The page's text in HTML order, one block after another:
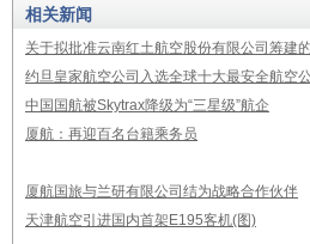
相关新闻
关于拟批准云南红土航空股份有限公司筹建
约旦皇家航空公司入选全球十大最安全航空
中国国航被Skytrax降级为“三星级”航企
厦航：再迎百名台籍乘务员
厦航国旅与兰研有限公司结为战略合作伙伴
天津航空引进国内首架E195客机(图)